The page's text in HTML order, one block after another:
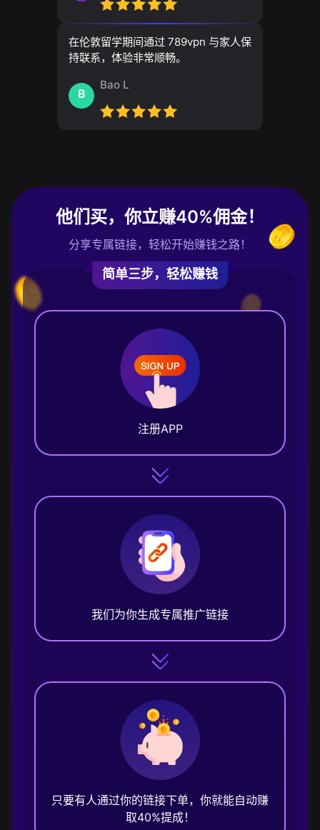
在伦敦留学期间通过 789vpn 与家人保
持联系，体验非常顺畅。
B
Bao L
他们买，你立赚40%佣金！
分享专属链接，轻松开始赚钱之路！
简单三步，轻松赚钱
注册APP
我们为你生成专属推广链接
只要有人通过你的链接下单，你就能自动赚
取40%提成！